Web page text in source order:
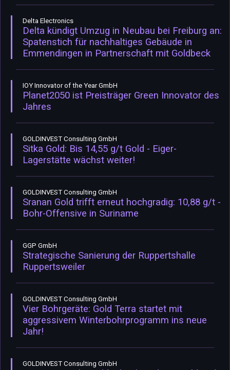
Delta Electronics
Delta kündigt Umzug in Neubau bei Freiburg an:
Spatenstich für nachhaltiges Gebäude in
Emmendingen in Partnerschaft mit Goldbeck
IOY Innovator of the Year GmbH
Planet2050 ist Preisträger Green Innovator des
Jahres
GOLDINVEST Consulting GmbH
Sitka Gold: Bis 14,55 g/t Gold - Eiger-
Lagerstätte wächst weiter!
GOLDINVEST Consulting GmbH
Sranan Gold trifft erneut hochgradig: 10,88 g/t -
Bohr-Offensive in Suriname
GGP GmbH
Strategische Sanierung der Ruppertshalle
Ruppertsweiler
GOLDINVEST Consulting GmbH
Vier Bohrgeräte: Gold Terra startet mit
aggressivem Winterbohrprogramm ins neue
Jahr!
GOLDINVEST Consulting GmbH